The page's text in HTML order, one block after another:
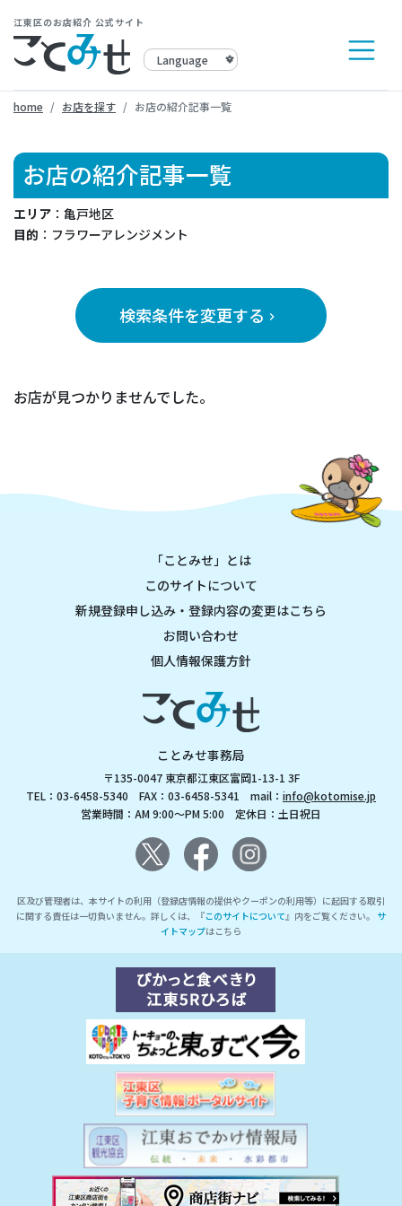
江東区のお店紹介 公式サイト
home お店を探す お店の紹介記事一覧
お店の紹介記事一覧
エリア ：亀戸地区
目的 ：フラワーアレンジメント
検索条件を変更する keyboard_arrow_right
お店が見つかりませんでした。
「ことみせ」とは
このサイトについて
新規登録申し込み・登録内容の変更はこちら
お問い合わせ
個人情報保護方針
ことみせ事務局
〒135-0047 東京都江東区富岡1-13-1 3F
TEL：03-6458-5340 FAX：03-6458-5341 mail： info@kotomise.jp
営業時間：AM 9:00～PM 5:00 定休日：土日祝日
区及び管理者は、本サイトの利用（登録店情報の提供やクーポンの利用等）に起因する取引
に関する責任は一切負いません。詳しくは、『このサイトについて』内をご覧ください。 サ
イトマップはこちら